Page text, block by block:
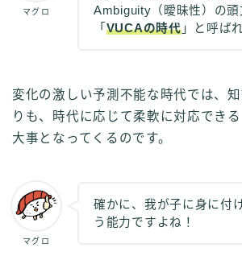
マグロ
Ambiguity（曖昧性）の頭
「 VUCAの時代」と呼ば
変化の激しい予測不能な時代では、
りも、時代に応じて柔軟に対応できる
大事となってくるのです。
マグロ
確かに、我が子に身に付
う能力ですよね！